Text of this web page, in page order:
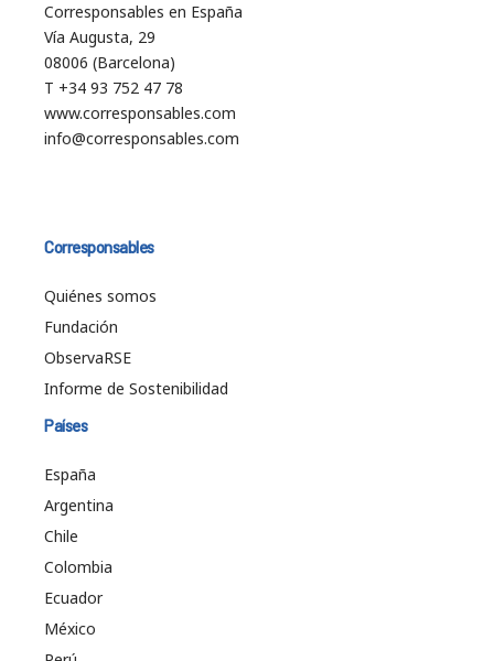
Corresponsables en España
Vía Augusta, 29
08006 (Barcelona)
T +34 93 752 47 78
www.corresponsables.com
info@corresponsables.com
Corresponsables
Quiénes somos
Fundación
ObservaRSE
Informe de Sostenibilidad
Países
España
Argentina
Chile
Colombia
Ecuador
México